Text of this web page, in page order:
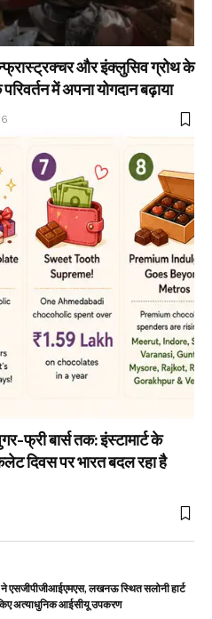
और इंक्लुसिव ग्रोथ के
में अपना योगदान बढ़ाया
फ्री बार्स तक: इंस्टामार्ट के
दिवस पर भारत बदल रहा है
एसजीपीजीआईएमएस, लखनऊ स्थित सलोनी हार्ट
अत्याधुनिक आईसीयू उपकरण